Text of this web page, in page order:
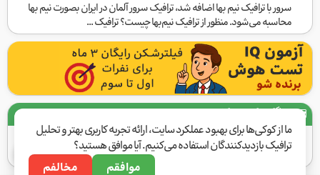
ما از کوکی‌ها برای بهبود عملکرد سایت، ارائه تجربه کاربری بهتر و تحلیل
ترافیک بازدیدکنندگان استفاده می‌کنیم. آیا موافق هستید؟
موافقم
مخالفم
سرور با ترافیک نیم بها اضافه شد، ترافیک سرور آلمان در ایران بصورت نیم بها
محاسبه می‌شود. منظور از ترافیک نیم‌بها چیست؟ ترافیک ...
درگاه‌های پرداخت